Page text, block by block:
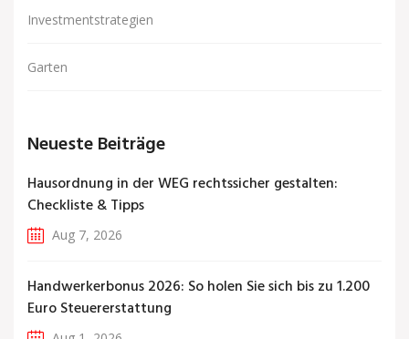
Investmentstrategien
Garten
Neueste Beiträge
Hausordnung in der WEG rechtssicher gestalten:
Checkliste & Tipps
Aug 7, 2026
Handwerkerbonus 2026: So holen Sie sich bis zu 1.200
Euro Steuererstattung